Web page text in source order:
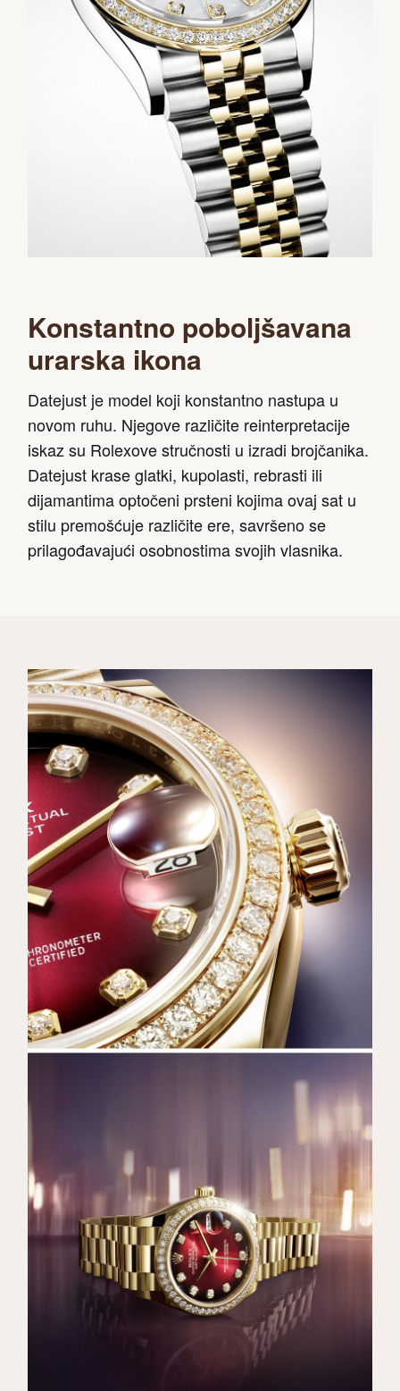
Konstantno poboljšavana
urarska ikona
Datejust je model koji konstantno nastupa u
novom ruhu. Njegove različite reinterpretacije
iskaz su Rolexove stručnosti u izradi brojčanika.
Datejust krase glatki, kupolasti, rebrasti ili
dijamantima optočeni prsteni kojima ovaj sat u
stilu premošćuje različite ere, savršeno se
prilagođavajući osobnostima svojih vlasnika.